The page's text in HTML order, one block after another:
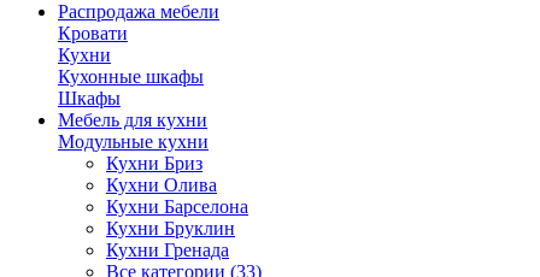
Распродажа мебели
Кровати
Кухни
Кухонные шкафы
Шкафы
Мебель для кухни
Модульные кухни
Кухни Бриз
Кухни Олива
Кухни Барселона
Кухни Бруклин
Кухни Гренада
Все категории (33)